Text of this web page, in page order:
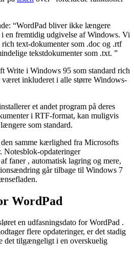
“WordPad bliver ikke længere
en fremtidig udgivelse af Windows. Vi
text-dokumenter som .doc og .rtf
tekstdokumenter som .txt. ”
Write i Windows 95 som standard rich
været inkluderet i alle større Windows-
et andet program på deres
i RTF-format, kan muligvis
som standard.
samme kærlighed fra Microsofts
Notesblok-opdateringer
faner , automatisk lagring og mere,
går tilbage til Windows 7
WordPad
en udfasningsdato for WordPad .
flere opdateringer, er det stadig
det tilgængeligt i en overskuelig